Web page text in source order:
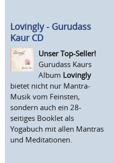
Lovingly - Gurudass
Kaur CD
Unser Top-Seller!
Gurudass Kaurs
Album Lovingly
bietet nicht nur Mantra-
Musik vom Feinsten,
sondern auch ein 28-
seitiges Booklet als
Yogabuch mit allen Mantras
und Meditationen.